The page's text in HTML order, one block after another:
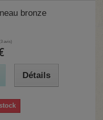
bronze
Détails